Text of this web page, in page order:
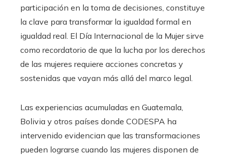
participación en la toma de decisiones, constituye
la clave para transformar la igualdad formal en
igualdad real. El Día Internacional de la Mujer sirve
como recordatorio de que la lucha por los derechos
de las mujeres requiere acciones concretas y
sostenidas que vayan más allá del marco legal.
Las experiencias acumuladas en Guatemala,
Bolivia y otros países donde CODESPA ha
intervenido evidencian que las transformaciones
pueden lograrse cuando las mujeres disponen de